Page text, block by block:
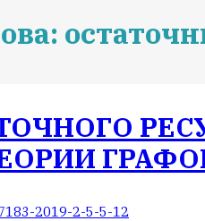
2019-2-5-5-12